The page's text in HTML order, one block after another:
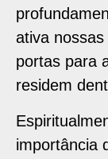
ativa
portas para
residem
importância